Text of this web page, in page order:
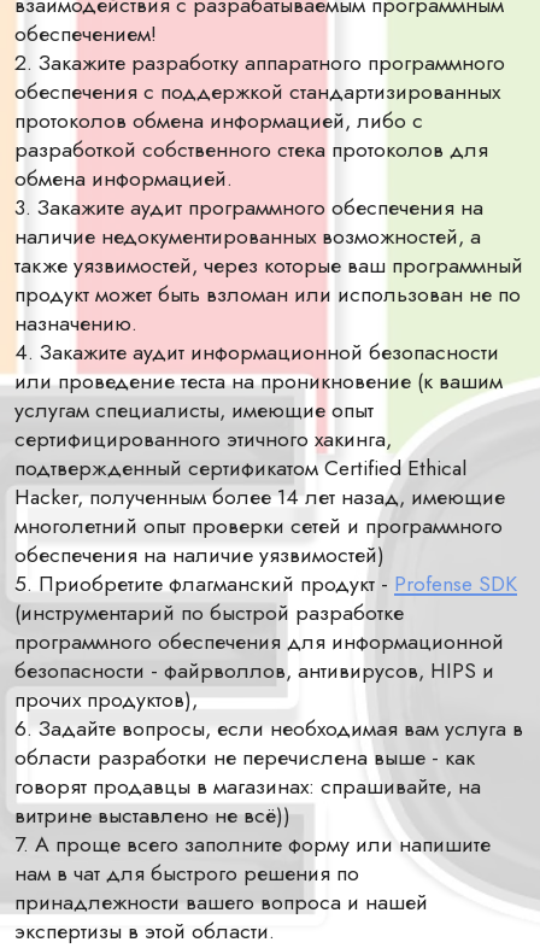
обеспечением!
2. Закажите разработку аппаратного программного
обеспечения с поддержкой стандартизированных
протоколов обмена информацией, либо с
разработкой собственного стека протоколов для
обмена информацией.
3. Закажите аудит программного обеспечения на
наличие недокументированных возможностей, а
также уязвимостей, через которые ваш программный
продукт может быть взломан или использован не по
назначению.
4. Закажите аудит информационной безопасности
или проведение теста на проникновение (к вашим
услугам специалисты, имеющие опыт
сертифицированного этичного хакинга,
подтвержденный сертификатом Certified Ethical
Hacker, полученным более 14 лет назад, имеющие
многолетний опыт проверки сетей и программного
обеспечения на наличие уязвимостей)
5. Приобретите флагманский продукт - Profense SDK
(инструментарий по быстрой разработке
программного обеспечения для информационной
безопасности - файрволлов, антивирусов, HIPS и
прочих продуктов),
6. Задайте вопросы, если необходимая вам услуга в
области разработки не перечислена выше - как
говорят продавцы в магазинах: спрашивайте, на
витрине выставлено не всё))
7. А проще всего заполните форму или напишите
нам в чат для быстрого решения по
принадлежности вашего вопроса и нашей
экспертизы в этой области.